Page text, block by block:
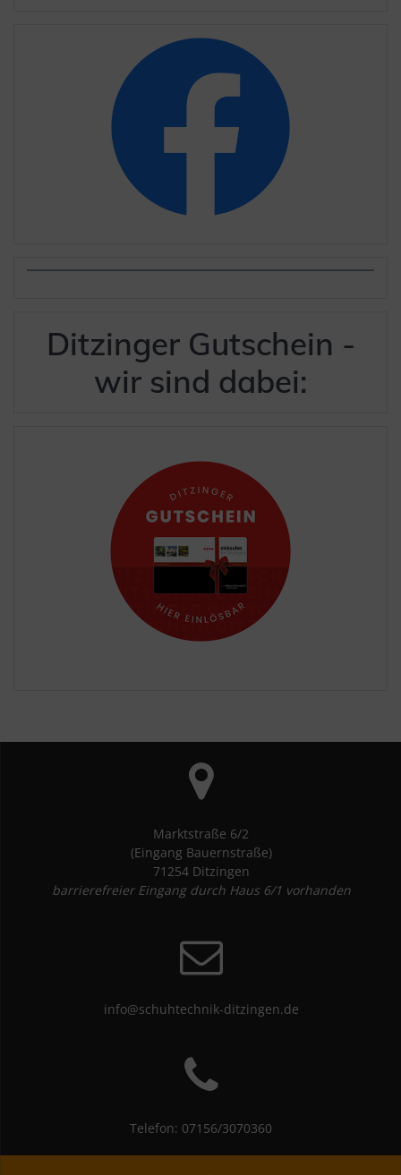
Ditzinger Gutschein -
wir sind dabei:
Marktstraße 6/2
(Eingang Bauernstraße)
71254 Ditzingen
barrierefreier Eingang durch Haus 6/1 vorhanden
info@schuhtechnik-ditzingen.de
Telefon: 07156/3070360